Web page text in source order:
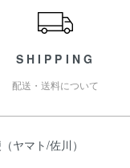
SHIPPING
配送・送料について
ヤマト/佐川）